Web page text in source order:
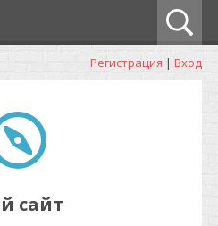
Регистрация | Вход
сайт